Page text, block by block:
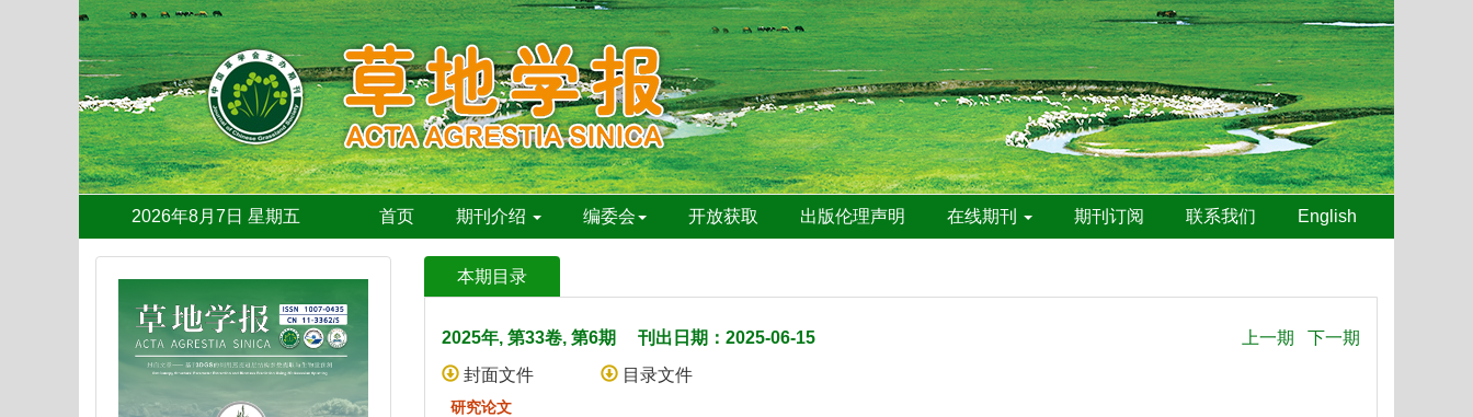
2026年8月7日 星期五 首页 期刊介绍 编委会 开放获取 出版伦理声明 在线期刊 期刊订阅 联系我们 English
本期目录
2025年, 第33卷, 第6期 刊出日期：2025-06-15 上一期
下一期
封面文件
目录文件
研究论文